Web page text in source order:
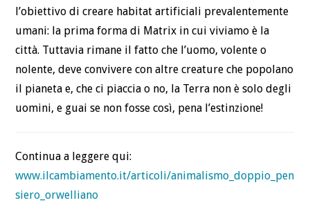
l’obiettivo di creare habitat artificiali prevalentemente
umani: la prima forma di Matrix in cui viviamo è la
città. Tuttavia rimane il fatto che l’uomo, volente o
nolente, deve convivere con altre creature che popolano
il pianeta e, che ci piaccia o no, la Terra non è solo degli
uomini, e guai se non fosse così, pena l’estinzione!
Continua a leggere qui:
www.ilcambiamento.it/articoli/animalismo_doppio_pen
siero_orwelliano